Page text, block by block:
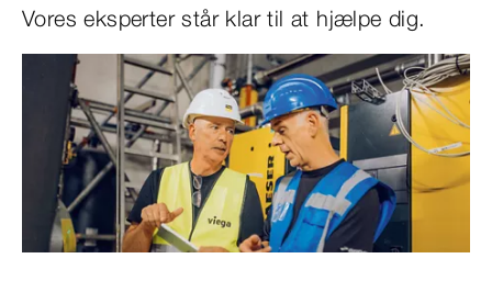
Vores eksperter står klar til at hjælpe dig.